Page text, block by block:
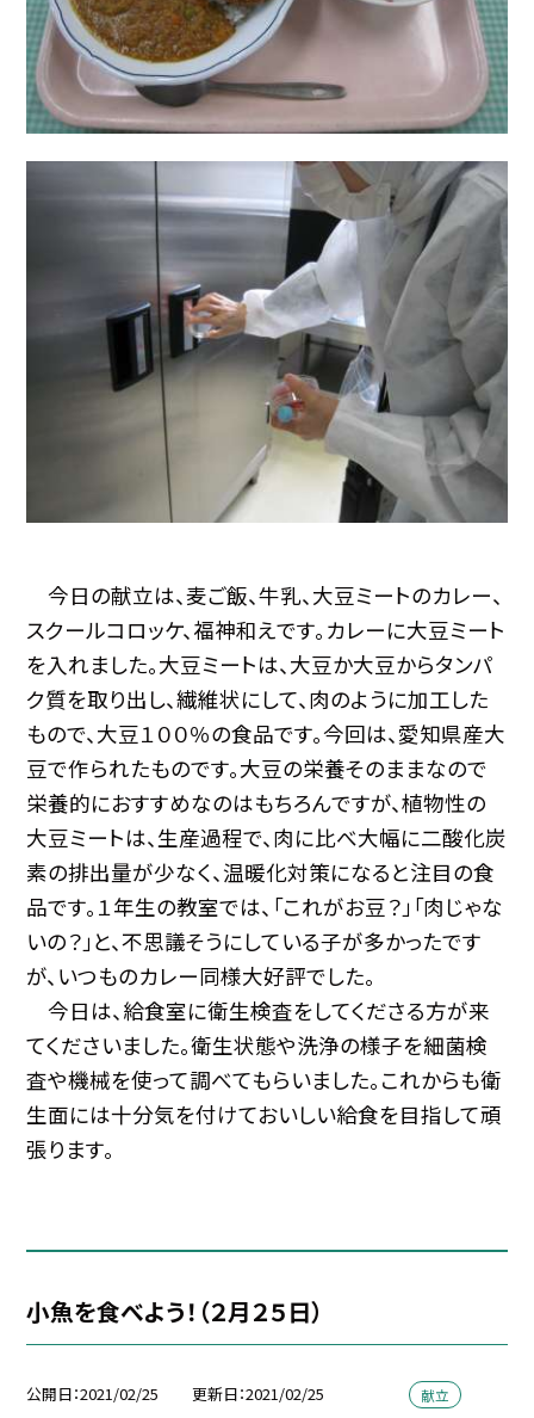
今日の献立は、麦ご飯、牛乳、大豆ミートのカレー、
スクールコロッケ、福神和えです。カレーに大豆ミート
を入れました。大豆ミートは、大豆か大豆からタンパ
ク質を取り出し、繊維状にして、肉のように加工した
もので、大豆１００％の食品です。今回は、愛知県産大
豆で作られたものです。大豆の栄養そのままなので
栄養的におすすめなのはもちろんですが、植物性の
大豆ミートは、生産過程で、肉に比べ大幅に二酸化炭
素の排出量が少なく、温暖化対策になると注目の食
品です。１年生の教室では、「これがお豆？」「肉じゃな
いの？」と、不思議そうにしている子が多かったです
が、いつものカレー同様大好評でした。
今日は、給食室に衛生検査をしてくださる方が来
てくださいました。衛生状態や洗浄の様子を細菌検
査や機械を使って調べてもらいました。これからも衛
生面には十分気を付けておいしい給食を目指して頑
張ります。
小魚を食べよう！（２月２５日）
公開日 2021/02/25 更新日 2021/02/25 献立